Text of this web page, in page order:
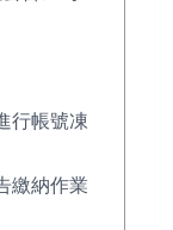
行帳號凍
繳納作業